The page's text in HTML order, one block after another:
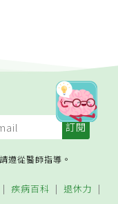
遵從醫師指導。
疾病百科 退休力